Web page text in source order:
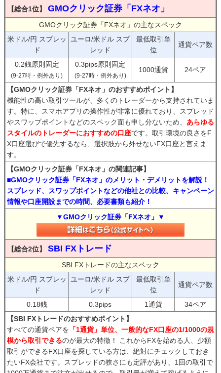
【総合1位】 GMOクリック証券「FXネオ」
GMOクリック証券「FXネオ」の主なスペック
米ドル/円 スプレッ
ド
ユーロ/米ドル スプ
レッド
最低取引単
位
通貨ペア数
0.2銭原則固定
(9-27時・例外あり)
0.3pips原則固定
(9-27時・例外あり)
1000通貨 24ペア
【GMOクリック証券「FXネオ」のおすすめポイント】
機能性の高い取引ツールが、多くのトレーダーから支持されていま
す。特に、スマホアプリの操作性が非常に優れており、スプレッド
やスワップポイントなどのスペック面も申し分ないため、 あらゆる
スタイルのトレーダーにおすすめの口座です。取引環境の良さをF
X口座選びで優先するなら、選択肢から外せないFX口座と言えま
す。
【GMOクリック証券「FXネオ」の関連記事】
■GMOクリック証券「FXネオ」のメリット・デメリットを解説！
スプレッド、スワップポイントなどの他社との比較、キャンペーン
情報や口座開設までの時間、必要書類も紹介！
▼GMOクリック証券「FXネオ」▼
【総合2位】 SBI FXトレード
SBI FXトレードの主なスペック
米ドル/円 スプレッ
ド
ユーロ/米ドル スプ
レッド
最低取引単
位
通貨ペア数
0.18銭 0.3pips 1通貨
34ペア
【SBI FXトレードのおすすめポイント】
すべての通貨ペアを 「1通貨」単位、一般的なFX口座の1/1000の規
模から取引できるのが最大の特徴！ これからFXを始める人、少額
取引ができるFX口座を探している方は、絶対にチェックしておき
たいFX会社です。スプレッドの狭さにも定評があり、1回の取引で